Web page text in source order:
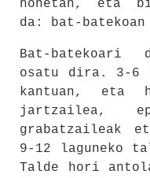
honetan, eta
da: bat-
Bat-batekoari
osatu dira. 3-6
kantuan, eta
jartzailea,
grabatzaileak
9-12 laguneko
Talde hori